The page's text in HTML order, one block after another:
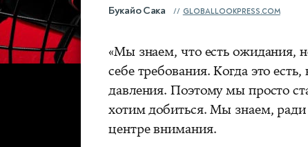
Букайо Сака GLOBALLOOKPRESS.COM
«Мы знаем, что есть ожидания,
себе требования. Когда это
давления. Поэтому мы просто
хотим добиться. Мы знаем,
центре внимания.